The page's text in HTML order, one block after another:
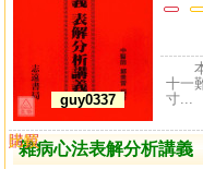
guy0337
十一
寸...
雜病心法表解分析講義
購買
比較